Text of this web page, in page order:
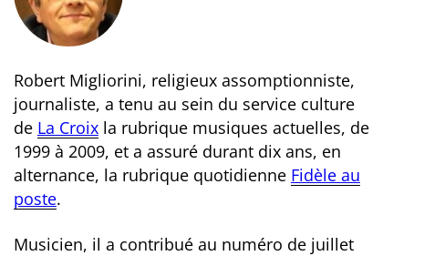
Robert Migliorini, religieux assomptionniste,
journaliste, a tenu au sein du service culture
de La Croixla rubrique musiques actuelles, de
1999 à 2009, et a assuré durant dix ans, en
alternance, la rubrique quotidienne Fidèle au
poste.
Musicien, il a contribué au numéro de juillet